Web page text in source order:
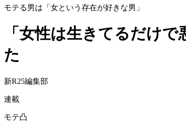
モテる男は「女という存在が好きな男」
「女性は生きてるだけ
た
新R25編集部
連載
モテ凸